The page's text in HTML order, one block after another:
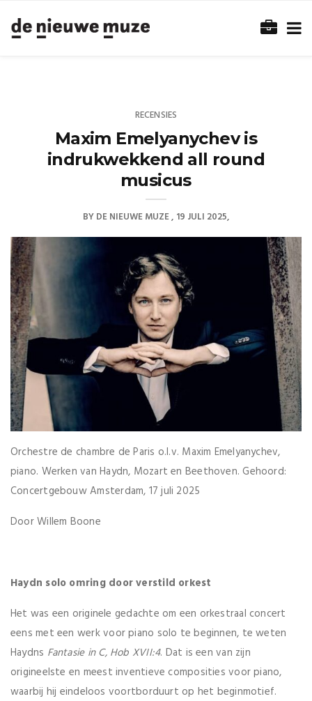
RECENSIES
Maxim Emelyanychev is
indrukwekkend all round
musicus
BYDE NIEUWE MUZE 19 JULI 2025
Orchestre de chambre de Paris o.l.v. Maxim Emelyanychev,
piano. Werken van Haydn, Mozart en Beethoven. Gehoord:
Concertgebouw Amsterdam, 17 juli 2025
Door Willem Boone
Haydn solo omring door verstild orkest
Het was een originele gedachte om een orkestraal concert
eens met een werk voor piano solo te beginnen, te weten
Haydns Fantasie in C, Hob XVII:4. Dat is een van zijn
origineelste en meest inventieve composities voor piano,
waarbij hij eindeloos voortborduurt op het beginmotief.